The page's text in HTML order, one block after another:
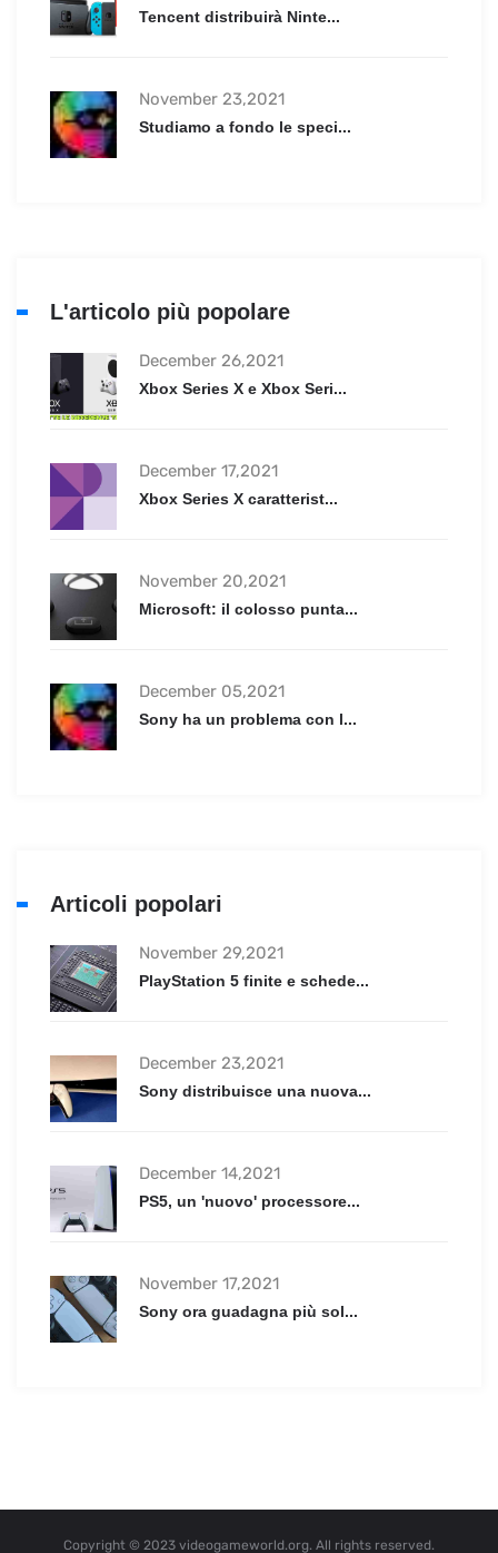
Tencent distribuirà Ninte...
November 23,2021
Studiamo a fondo le speci...
L'articolo più popolare
December 26,2021
Xbox Series X e Xbox Seri...
December 17,2021
Xbox Series X caratterist...
November 20,2021
Microsoft: il colosso punta...
December 05,2021
Sony ha un problema con l...
Articoli popolari
November 29,2021
PlayStation 5 finite e schede...
December 23,2021
Sony distribuisce una nuova...
December 14,2021
PS5, un 'nuovo' processore...
November 17,2021
Sony ora guadagna più sol...
Copyright © 2023 videogameworld.org. All rights reserved.